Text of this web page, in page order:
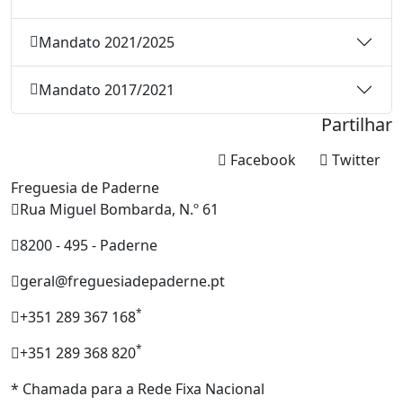
Mandato 2021/2025
Mandato 2017/2021
Partilhar
Twitter
Facebook
Freguesia de Paderne
Rua Miguel Bombarda, N.º 61
8200 - 495 - Paderne
geral@freguesiadepaderne.pt
+351 289 367 168*
+351 289 368 820*
* Chamada para a Rede Fixa Nacional